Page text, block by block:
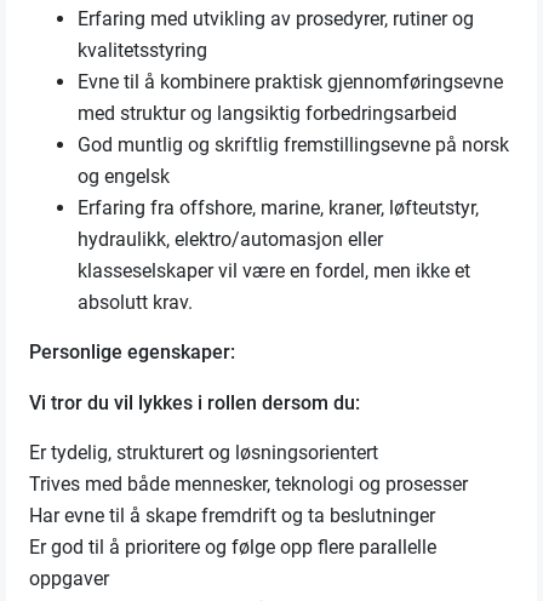
Erfaring med utvikling av prosedyrer, rutiner og
kvalitetsstyring
Evne til å kombinere praktisk gjennomføringsevne
med struktur og langsiktig forbedringsarbeid
God muntlig og skriftlig fremstillingsevne på norsk
og engelsk
Erfaring fra offshore, marine, kraner, løfteutstyr,
hydraulikk, elektro/automasjon eller
klasseselskaper vil være en fordel, men ikke et
absolutt krav.
Personlige egenskaper:
Vi tror du vil lykkes i rollen dersom du:
Er tydelig, strukturert og løsningsorientert
Trives med både mennesker, teknologi og prosesser
Har evne til å skape fremdrift og ta beslutninger
Er god til å prioritere og følge opp flere parallelle
oppgaver